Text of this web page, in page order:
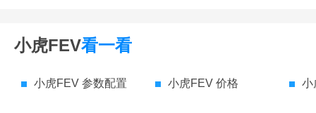
小虎FEV看一看
小虎FEV 参数配置 小虎FEV 价格 小